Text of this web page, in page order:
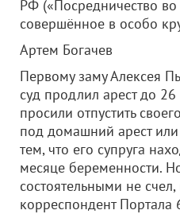
РФ («Посредничество во
совершённое в особо
Артем Богачев
Первому заму Алексея
суд продлил арест до
просили отпустить
под домашний арест или
тем, что его супруга
месяце беременности.
состоятельными не счел,
корреспондент Портала